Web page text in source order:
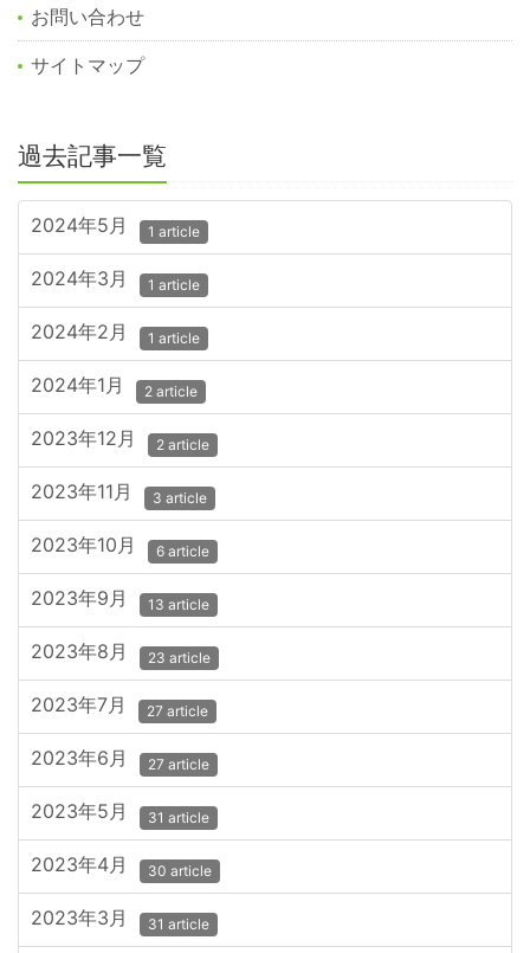
お問い合わせ
サイトマップ
過去記事一覧
2024年5月 1 article
2024年3月 1 article
2024年2月 1 article
2024年1月 2 article
2023年12月 2 article
2023年11月 3 article
2023年10月 6 article
2023年9月 13 article
2023年8月 23 article
2023年7月 27 article
2023年6月 27 article
2023年5月 31 article
2023年4月 30 article
2023年3月 31 article